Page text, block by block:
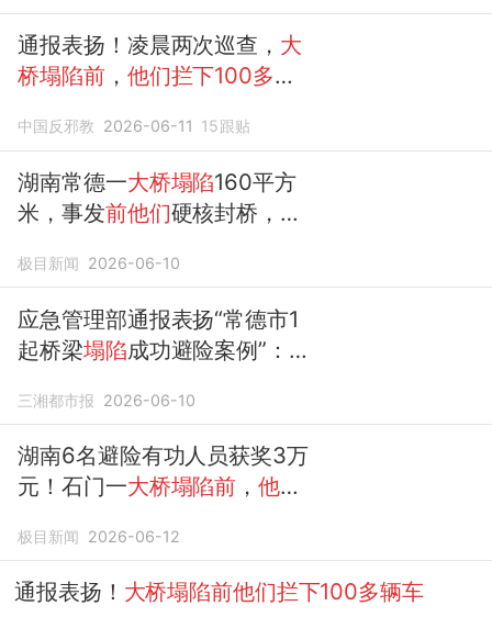
通报表扬！凌晨两次巡查， 大
桥塌陷前， 他们拦下100多辆
中国反邪教 2026-06-11 15跟贴
湖南常德一大桥塌陷160平方
米，事发前他们硬核封桥， 拦
极目新闻 2026-06-10
应急管理部通报表扬“常德市1
起桥梁塌陷成功避险案例”： 大
车，处置果断，无人员伤亡
三湘都市报 2026-06-10
湖南6名避险有功人员获奖3万
元！石门一大桥塌陷前 ，他们
极目新闻 2026-06-12
通报表扬！ 大桥塌陷前他们拦下100多辆车